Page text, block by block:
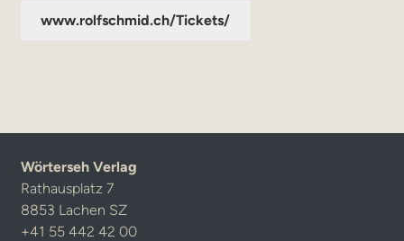
www.rolfschmid.ch/Tickets/
Wörterseh Verlag
Rathausplatz 7
8853 Lachen SZ
+41 55 442 42 00